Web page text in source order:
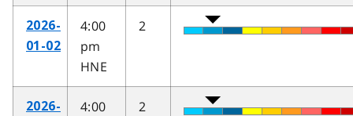
2026-
01-02
4:00
pm
HNE
2
2026-
4:00
2